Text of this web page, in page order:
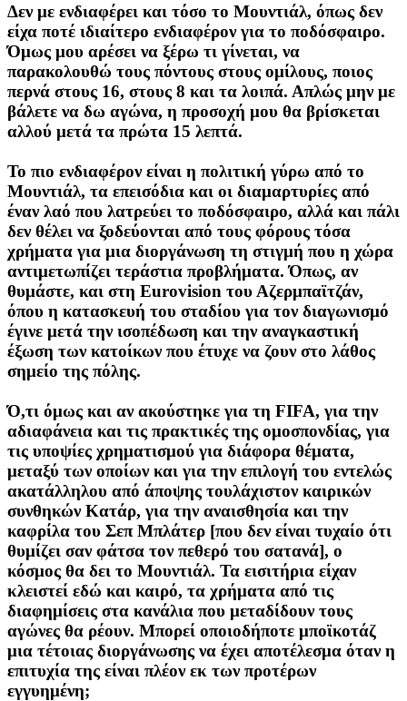
Δεν με ενδιαφέρει και τόσο το Μουντιάλ, όπως δεν
είχα ποτέ ιδιαίτερο ενδιαφέρον για το ποδόσφαιρο.
Όμως μου αρέσει να ξέρω τι γίνεται, να
παρακολουθώ τους πόντους στους ομίλους, ποιος
περνά στους 16, στους 8 και τα λοιπά. Απλώς μην με
βάλετε να δω αγώνα, η προσοχή μου θα βρίσκεται
αλλού μετά τα πρώτα 15 λεπτά.
Το πιο ενδιαφέρον είναι η πολιτική γύρω από το
Μουντιάλ, τα επεισόδια και οι διαμαρτυρίες από
έναν λαό που λατρεύει το ποδόσφαιρο, αλλά και πάλι
δεν θέλει να ξοδεύονται από τους φόρους τόσα
χρήματα για μια διοργάνωση τη στιγμή που η χώρα
αντιμετωπίζει τεράστια προβλήματα. Όπως, αν
θυμάστε, και στη Eurovision του Αζερμπαϊτζάν,
όπου η κατασκευή του σταδίου για τον διαγωνισμό
έγινε μετά την ισοπέδωση και την αναγκαστική
έξωση των κατοίκων που έτυχε να ζουν στο λάθος
σημείο της πόλης.
Ό,τι όμως και αν ακούστηκε για τη FIFA, για την
αδιαφάνεια και τις πρακτικές της ομοσπονδίας, για
τις υποψίες χρηματισμού για διάφορα θέματα,
μεταξύ των οποίων και για την επιλογή του εντελώς
ακατάλληλου από άποψης τουλάχιστον καιρικών
συνθηκών Κατάρ, για την αναισθησία και την
καφρίλα του Σεπ Μπλάτερ [που δεν είναι τυχαίο ότι
θυμίζει σαν φάτσα τον πεθερό του σατανά], ο
κόσμος θα δει το Μουντιάλ. Τα εισιτήρια είχαν
κλειστεί εδώ και καιρό, τα χρήματα από τις
διαφημίσεις στα κανάλια που μεταδίδουν τους
αγώνες θα ρέουν. Μπορεί οποιοδήποτε μποϊκοτάζ
μια τέτοιας διοργάνωσης να έχει αποτέλεσμα όταν η
επιτυχία της είναι πλέον εκ των προτέρων
εγγυημένη;